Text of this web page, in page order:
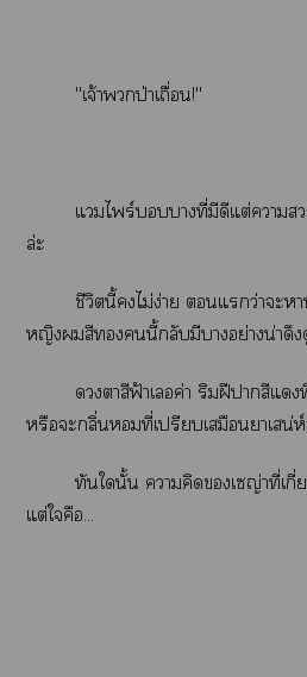
"เจ้าป่าเถื่อน!"
แไพร์าที่มีดีแต่า
ล่ะ
ชีวิตนี้ไม่ง่าย แว่าะ
หญิงสีนี้กลับมีาอย่างน่าดึ
าสีฟ้าเลอค่า ริมฝีาสีแ
หรือะกลิ่นที่เปรียบเสมือนาเสน่
ทันในั้น าคิดเญ่าที่เกี่
แต่ใคือ...